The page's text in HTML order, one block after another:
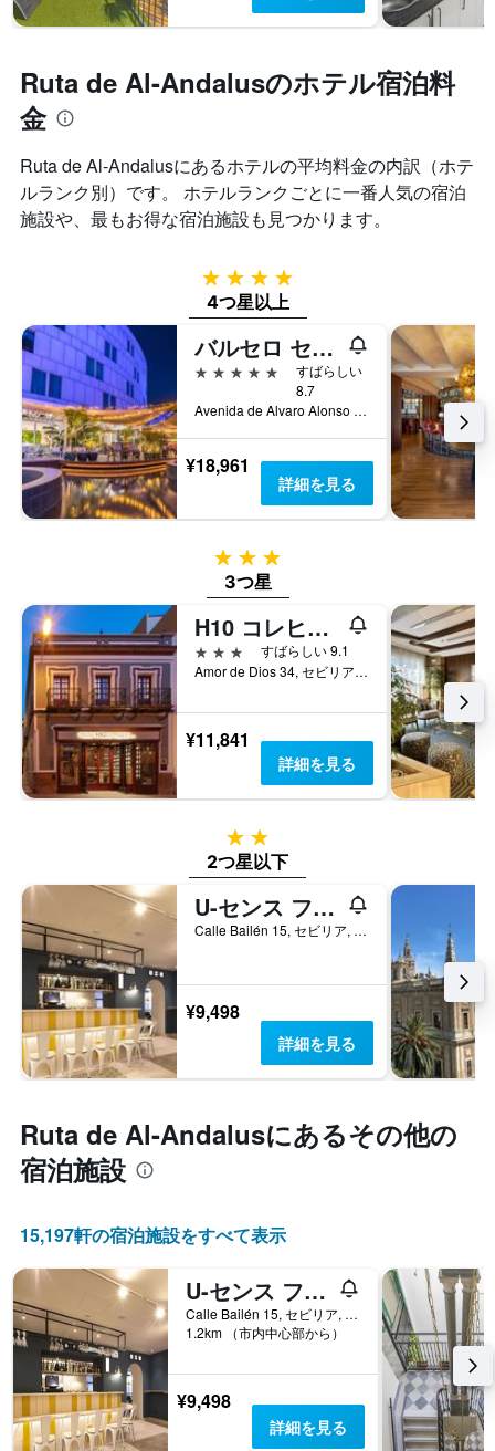
Ruta de Al-Andalusのホテル宿泊料
金
Ruta de Al-Andalus​にあるホテルの平均料金の内訳（ホテ
ルランク別）です。 ホテルランクごとに一番人気の宿泊
施設や、最もお得な宿泊施設も見つかります。
4つ星
4つ星以上
バルセロ セビリア レナシミエント
5つ星
すばらしい
8.7
Avenida de Alvaro Alonso Barba, セビリア, アンダルシア州, スペイン
¥18,961
詳細を見る
3つ星
3つ星
H10 コレヒドール ブティック ホテル
3つ星
すばらしい 9.1
Amor de Dios 34, セビリア, アンダルシア州, スペイン
¥11,841
詳細を見る
2つ星
2つ星以下
U-センス フォー ユー ホステル セビリア
Calle Bailén 15, セビリア, アンダルシア州, スペイン
¥9,498
詳細を見る
Ruta de Al-Andalus​にあるその他の
宿泊施設
15,197​軒の宿泊施設をすべて表示
U-センス フォー ユー ホステル セビリア
Calle Bailén 15, セビリア, アンダルシア州, スペイン
1.2km （市内中心部から）
¥9,498
詳細を見る